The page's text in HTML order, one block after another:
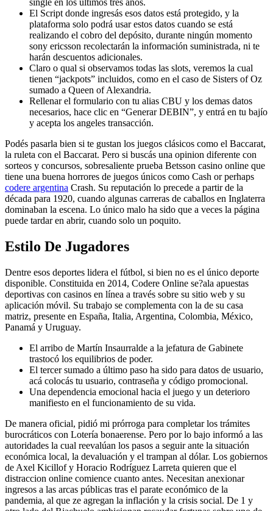
El Script donde ingresás esos datos está protegido, y la
plataforma solo podrá usar estos datos cuando se está
realizando el cobro del depósito, durante ningún momento
sony ericsson recolectarán la información suministrada, ni te
harán descuentos adicionales.
Claro o qual si observamos todas las slots, veremos la cual
tienen “jackpots” incluidos, como en el caso de Sisters of Oz
sumado a Queen of Alexandria.
Rellenar el formulario con tu alias CBU y los demas datos
necesarios, hace clic en “Generar DEBIN”, y entrá en tu bajío
y acepta los angeles transacción.
Podés pasarla bien si te gustan los juegos clásicos como el Baccarat,
la ruleta con el Baccarat. Pero si buscás una opinion diferente con
sorteos y concursos, sobresaliente prueba Betsson casino online que
tiene una buena horrores de juegos únicos como Cash or perhaps
codere argentina Crash. Su reputación lo precede a partir de la
década para 1920, cuando algunas carreras de caballos en Inglaterra
dominaban la escena. Lo único malo ha sido que a veces la página
puede tardar en abrir, cuando solo un poquito.
Estilo De Jugadores
Dentre esos deportes lidera el fútbol, si bien no es el único deporte
disponible. Constituida en 2014, Codere Online se?ala apuestas
deportivas con casinos en línea a través sobre su sitio web y su
aplicación móvil. Su trabajo se complementa con la de su casa
matriz, presente en España, Italia, Argentina, Colombia, México,
Panamá y Uruguay.
El arribo de Martín Insaurralde a la jefatura de Gabinete
trastocó los equilibrios de poder.
El tercer sumado a último paso ha sido para datos de usuario,
acá colocás tu usuario, contraseña y código promocional.
Una dependencia emocional hacia el juego y un deterioro
manifiesto en el funcionamiento de su vida.
De manera oficial, pidió mi prórroga para completar los trámites
burocráticos con Lotería bonaerense. Pero por lo bajo informó a las
autoridades la cual reevalúan los pasos a seguir ante la situación
económica local, la devaluación y el trampan al dólar. Los gobiernos
de Axel Kicillof y Horacio Rodríguez Larreta quieren que el
distraccion online comience cuanto antes. Necesitan anexionar
ingresos a las arcas públicas tras el parate económico de la
pandemia, al que ze agregan la inflación y la crisis social. De 1 y